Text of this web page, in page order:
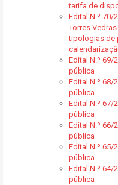
tarifa de
Edital N.º 70/
Torres
tipologias de
Edital N.º 69/
pública
Edital N.º 68/
pública
Edital N.º 67/
pública
Edital N.º 66/
pública
Edital N.º 65/
pública
Edital N.º 64/
pública